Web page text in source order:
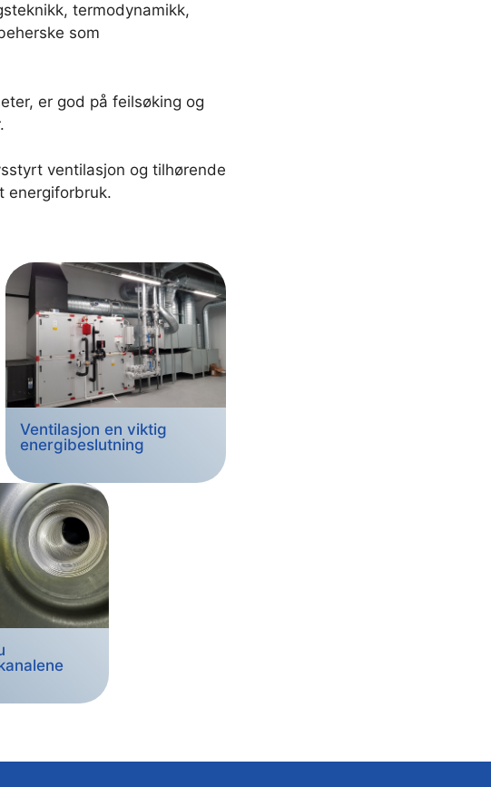
termodynamikk,
som
er god på feilsøking og
ventilasjon og tilhørende
energiforbruk.
Ventilasjon en viktig
energibeslutning